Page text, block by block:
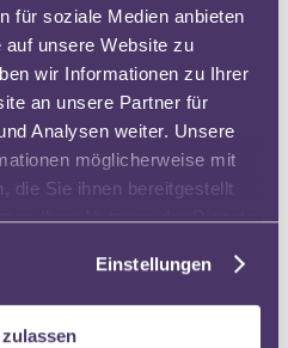
für soziale Medien anbieten
unsere Website zu
wir Informationen zu Ihrer
an unsere Partner für
Analysen weiter. Unsere
möglicherweise mit
die Sie ihnen bereitgestellt
Ihrer Nutzung der Dienste
Einstellungen
für Schulleitungen
Resources und